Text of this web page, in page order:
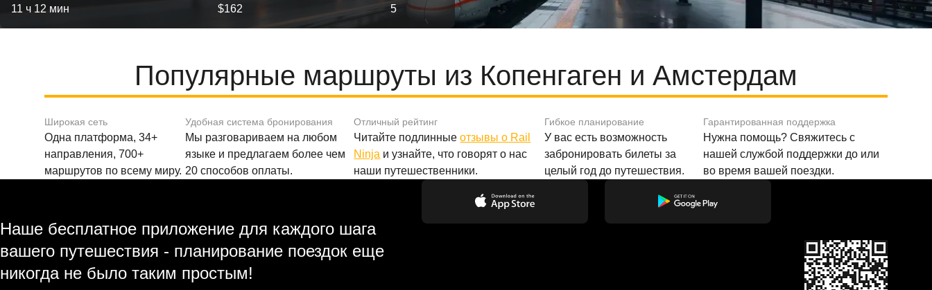
11 ч 12 мин $162 5
Популярные маршруты из Копенгаген и Амстердам
Широкая сеть
Одна платформа, 34+
направления, 700+
маршрутов по всему миру.
Удобная система бронирования
Мы разговариваем на любом
языке и предлагаем более чем
20 способов оплаты.
Отличный рейтинг
Читайте подлинныеотзывы о Rail
Ninja и узнайте, что говорят о нас
наши путешественники.
Гибкое планирование
У вас есть возможность
забронировать билеты за
целый год до путешествия.
Гарантированная поддержка
Нужна помощь? Свяжитесь с
нашей службой поддержки до или
во время вашей поездки.
Наше бесплатное приложение для каждого шага
вашего путешествия - планирование поездок еще
никогда не было таким простым!